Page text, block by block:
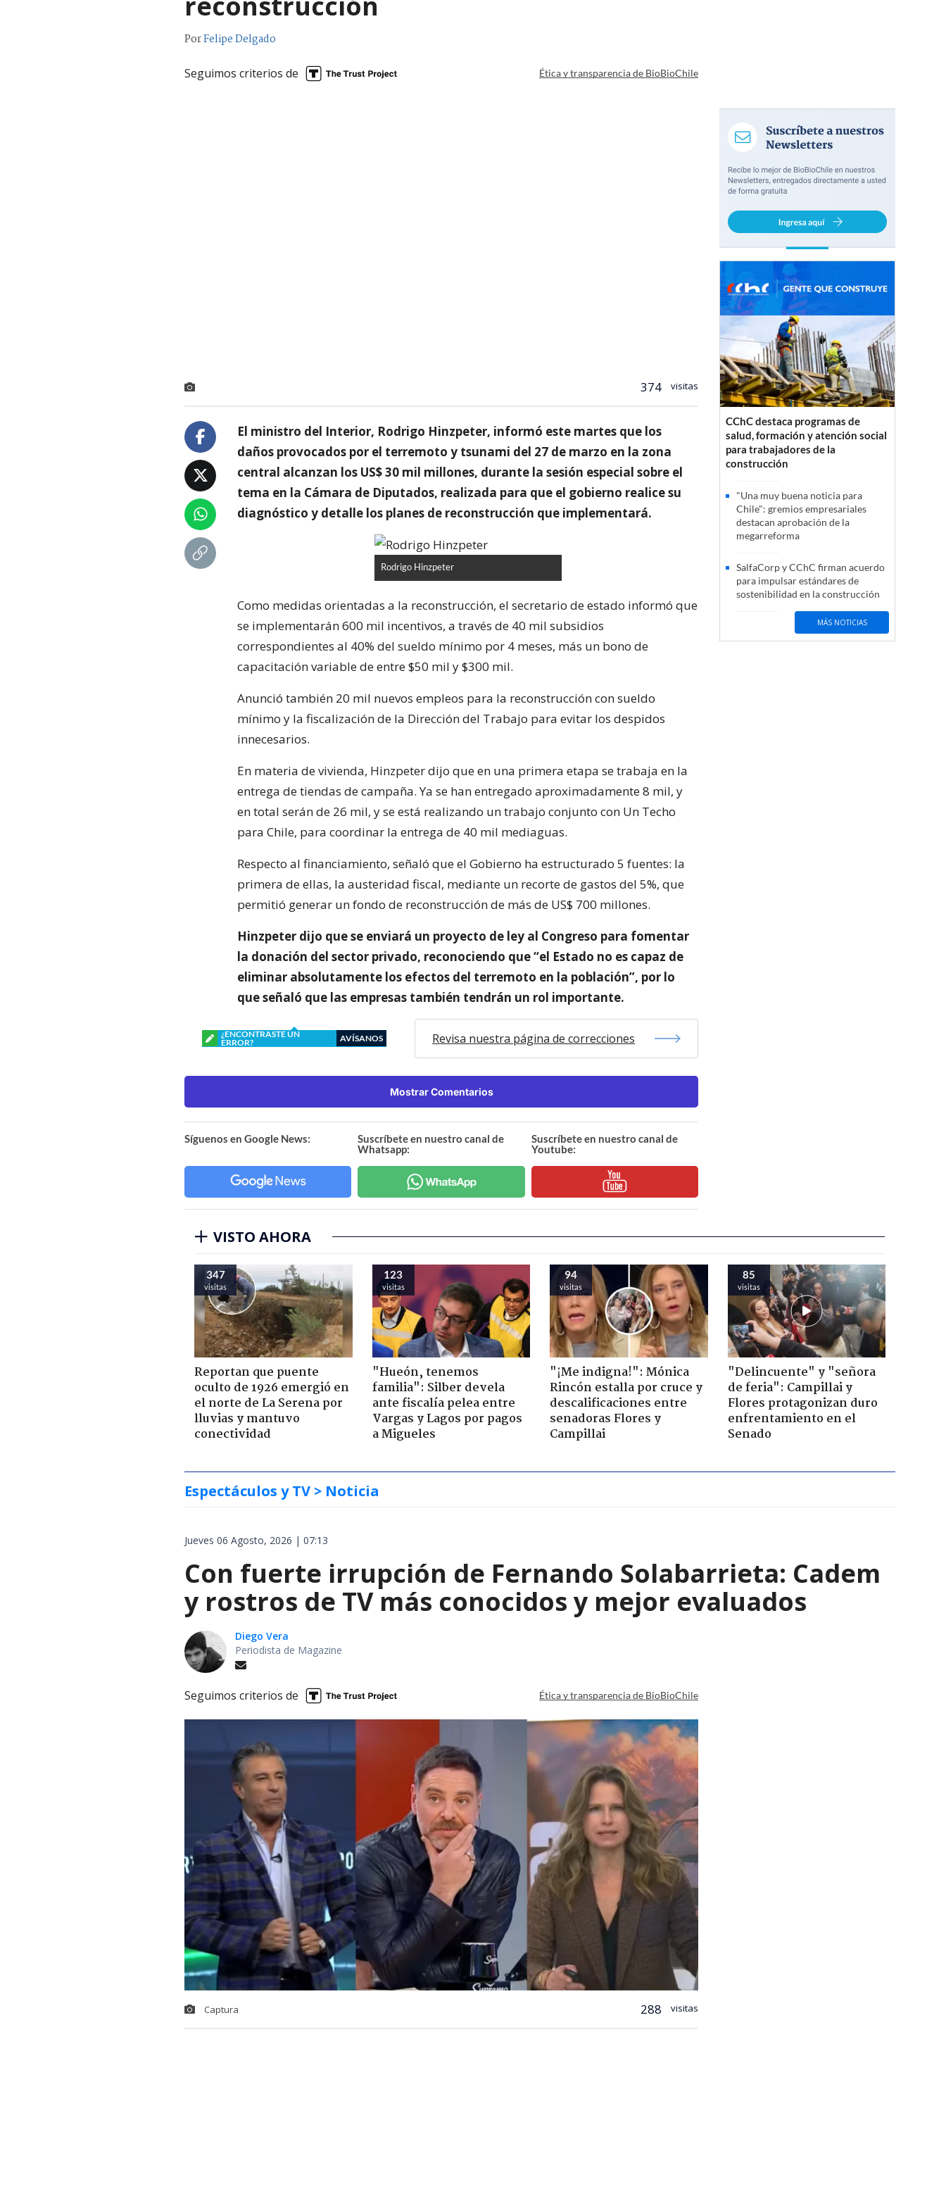
PorFelipe Delgado
Seguimos criterios de Ética y transparencia de BioBioChile
374 visitas
El ministro del Interior, Rodrigo Hinzpeter, informó este martes que los
daños provocados por el terremoto y tsunami del 27 de marzo en la zona
central alcanzan los US$ 30 mil millones, durante la sesión especial sobre el
tema en la Cámara de Diputados, realizada para que el gobierno realice su
diagnóstico y detalle los planes de reconstrucción que implementará.
Rodrigo Hinzpeter
Como medidas orientadas a la reconstrucción, el secretario de estado informó que
se implementarán 600 mil incentivos, a través de 40 mil subsidios
correspondientes al 40% del sueldo mínimo por 4 meses, más un bono de
capacitación variable de entre $50 mil y $300 mil.
Anunció también 20 mil nuevos empleos para la reconstrucción con sueldo
mínimo y la fiscalización de la Dirección del Trabajo para evitar los despidos
innecesarios.
En materia de vivienda, Hinzpeter dijo que en una primera etapa se trabaja en la
entrega de tiendas de campaña. Ya se han entregado aproximadamente 8 mil, y
en total serán de 26 mil, y se está realizando un trabajo conjunto con Un Techo
para Chile, para coordinar la entrega de 40 mil mediaguas.
Respecto al financiamiento, señaló que el Gobierno ha estructurado 5 fuentes: la
primera de ellas, la austeridad fiscal, mediante un recorte de gastos del 5%, que
permitió generar un fondo de reconstrucción de más de US$ 700 millones.
Hinzpeter dijo que se enviará un proyecto de ley al Congreso para fomentar
la donación del sector privado, reconociendo que “el Estado no es capaz de
eliminar absolutamente los efectos del terremoto en la población”, por lo
que señaló que las empresas también tendrán un rol importante.
¿ENCONTRASTE UN
ERROR?
AVÍSANOS Revisa nuestra página de correcciones
Mostrar Comentarios
Síguenos en Google News:
Suscríbete en nuestro canal de
Whatsapp:
Suscríbete en nuestro canal de
Youtube:
CChC destaca programas de
salud, formación y atención social
para trabajadores de la
construcción
"Una muy buena noticia para
Chile": gremios empresariales
destacan aprobación de la
megarreforma
SalfaCorp y CChC firman acuerdo
para impulsar estándares de
sostenibilidad en la construcción
MÁS NOTICIAS
VISTO AHORA
347
visitas
Reportan que puente
oculto de 1926 emergió en
el norte de La Serena por
lluvias y mantuvo
conectividad
123
visitas
"Hueón, tenemos
familia": Silber devela
ante fiscalía pelea entre
Vargas y Lagos por pagos
a Migueles
94
visitas
"¡Me indigna!": Mónica
Rincón estalla por cruce y
descalificaciones entre
senadoras Flores y
Campillai
85
visitas
"Delincuente" y "señora
de feria": Campillai y
Flores protagonizan duro
enfrentamiento en el
Senado
Espectáculos y TV > Noticia
Jueves 06 Agosto, 2026 | 07:13
Con fuerte irrupción de Fernando Solabarrieta: Cadem
y rostros de TV más conocidos y mejor evaluados
Diego Vera
Periodista de Magazine
Seguimos criterios de Ética y transparencia de BioBioChile
Captura 288 visitas